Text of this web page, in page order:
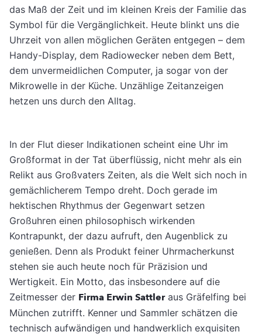
das Maß der Zeit und im kleinen Kreis der Familie das
Symbol für die Vergänglich­keit. Heute blinkt uns die
Uhrzeit von allen möglichen Geräten entgegen – dem
Handy-Display, dem Radiowecker neben dem Bett,
dem unvermeidlichen Computer, ja sogar von der
Mikrowelle in der Küche. Unzählige Zeit­anzeigen
hetzen uns durch den Alltag.
In der Flut dieser Indikationen scheint eine Uhr im
Großformat in der Tat überflüs­sig, nicht mehr als ein
Relikt aus Großvaters Zeiten, als die Welt sich noch in
gemächliche­rem Tempo dreht. Doch gerade im
hektischen Rhythmus der Gegenwart setzen
Großuhren einen philosophisch wirkenden
Kontrapunkt, der dazu aufruft, den Augenblick zu
genießen. Denn als Produkt feiner Uhrmacherkunst
ste­hen sie auch heute noch für Präzision und
Wertigkeit. Ein Motto, das insbesondere auf die
Zeitmesser der Firma Erwin Sattleraus Gräfelfing bei
München zutrifft. Kenner und Sammler schätzen die
technisch aufwändigen und handwerklich exquisiten